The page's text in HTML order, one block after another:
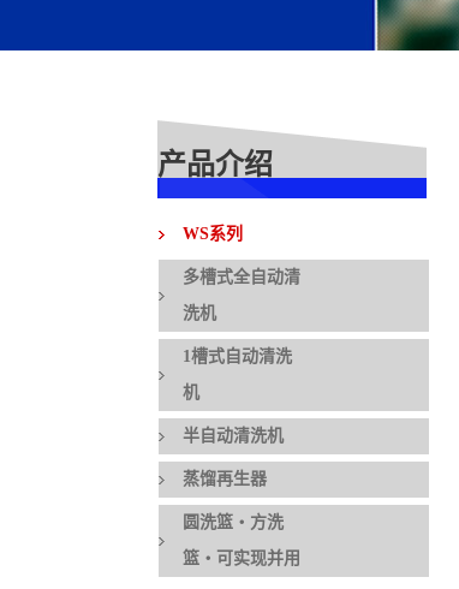
产品介绍
WS系列
多槽式全自动清
洗机
1槽式自动清洗
机
半自动清洗机
蒸馏再生器
圆洗篮・方洗
篮・可实现并用